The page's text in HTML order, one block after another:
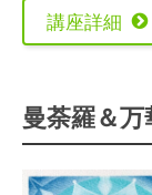
講座詳細
曼荼羅＆